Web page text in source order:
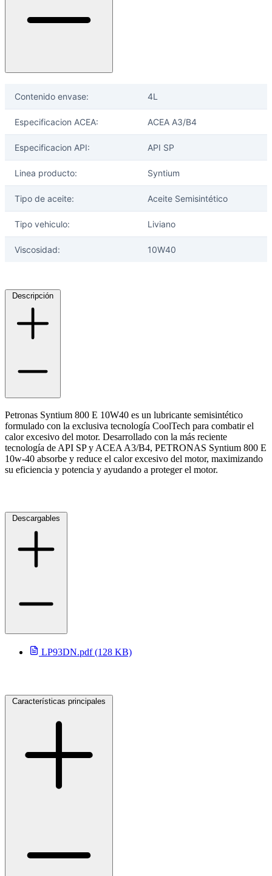
Ayuda
Sobre nosotros
Talleres
Sucursales
Seguimiento de pedidos
Reclamos
Regístrate como Mayorista
Contenido envase: 4L
Especificacion ACEA: ACEA A3/B4
Especificacion API: API SP
Linea producto: Syntium
Tipo de aceite: Aceite Semisintético
Tipo vehiculo: Liviano
Viscosidad: 10W40
Descripción
Petronas Syntium 800 E 10W40 es un lubricante semisintético
formulado con la exclusiva tecnología CoolTech para combatir el
calor excesivo del motor. Desarrollado con la más reciente
tecnología de API SP y ACEA A3/B4, PETRONAS Syntium 800 E
10w-40 absorbe y reduce el calor excesivo del motor, maximizando
su eficiencia y potencia y ayudando a proteger el motor.
Descargables
LP93DN.pdf (128 KB)
Características principales